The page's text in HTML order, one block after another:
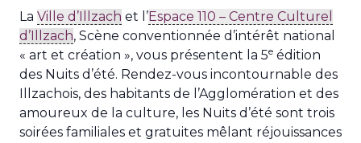
La Ville d’Illzach et l’Espace 110 – Centre Culturel
d’Illzach, Scène conventionnée d’intérêt national
« art et création », vous présentent la 5e édition
des Nuits d’été. Rendez-vous incontournable des
Illzachois, des habitants de l’Agglomération et des
amoureux de la culture, les Nuits d’été sont trois
soirées familiales et gratuites mêlant réjouissances